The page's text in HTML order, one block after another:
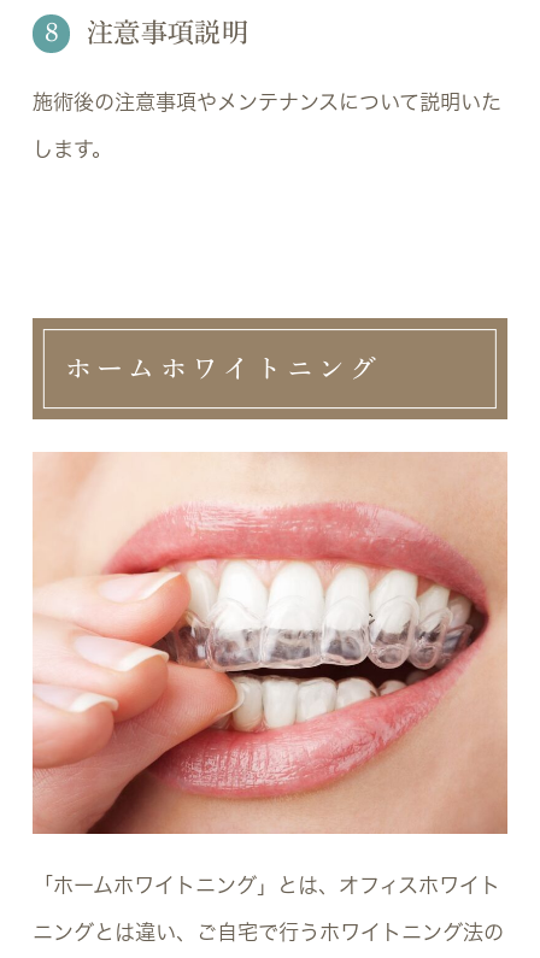
8 注意事項説明
施術後の注意事項やメンテナンスについて説明いた
します。
ホームホワイトニング
「ホームホワイトニング」とは、オフィスホワイト
ニングとは違い、ご自宅で行うホワイトニング法の